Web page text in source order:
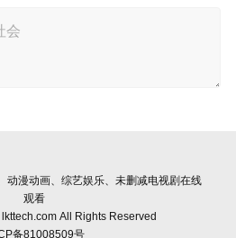
动漫动画、综艺娱乐、未删减电视剧在线
观看
All Rights Reserved
备81008509号